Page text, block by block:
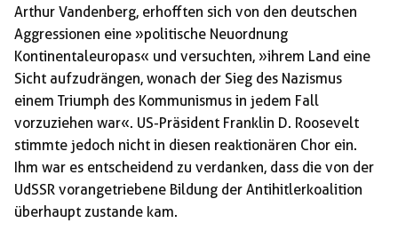
Arthur Vandenberg, erhofften sich von den deutschen
Aggressionen eine »politische Neuordnung
Kontinentaleuropas« und versuchten, »ihrem Land eine
Sicht aufzudrängen, wonach der Sieg des Nazismus
einem Triumph des Kommunismus in jedem Fall
vorzuziehen war«. US-Präsident Franklin D. Roosevelt
stimmte jedoch nicht in diesen reaktionären Chor ein.
Ihm war es entscheidend zu verdanken, dass die von der
UdSSR vorangetriebene Bildung der Antihitlerkoalition
überhaupt zustande kam.